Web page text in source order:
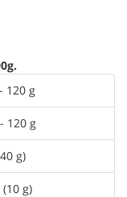
120 g
120 g
g)
(10 g)